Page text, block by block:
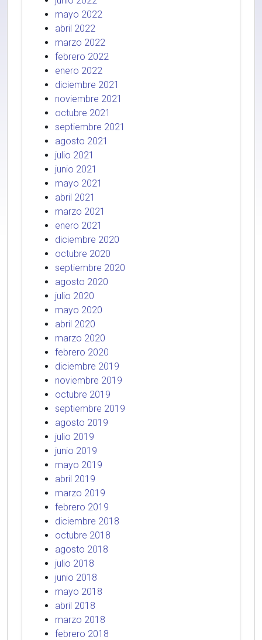
mayo 2022
abril 2022
marzo 2022
febrero 2022
enero 2022
diciembre 2021
noviembre 2021
octubre 2021
septiembre 2021
agosto 2021
julio 2021
junio 2021
mayo 2021
abril 2021
marzo 2021
enero 2021
diciembre 2020
octubre 2020
septiembre 2020
agosto 2020
julio 2020
mayo 2020
abril 2020
marzo 2020
febrero 2020
diciembre 2019
noviembre 2019
octubre 2019
septiembre 2019
agosto 2019
julio 2019
junio 2019
mayo 2019
abril 2019
marzo 2019
febrero 2019
diciembre 2018
octubre 2018
agosto 2018
julio 2018
junio 2018
mayo 2018
abril 2018
marzo 2018
febrero 2018